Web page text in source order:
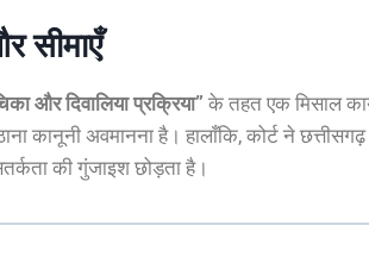
सीमाएँ
और दिवालिया प्रक्रिया” के तहत एक मिसाल
कानूनी अवमानना है। हालाँकि, कोर्ट ने
की गुंजाइश छोड़ता है।